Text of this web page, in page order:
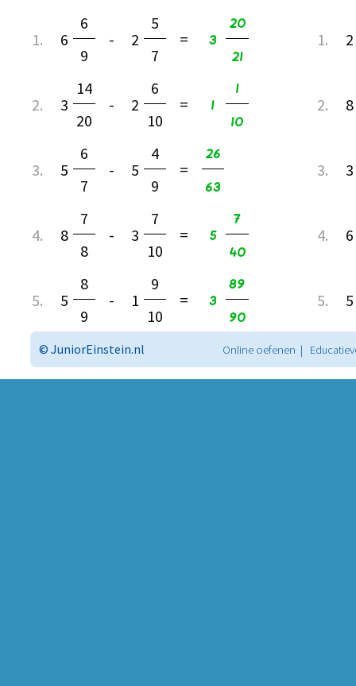
1. 6
6
-
2
5
=
3
20
9 7 21
2. 3
14
-
2
6
=
1
1
20 10 10
3. 5
6
-
5
4
=
26
7 9 63
4. 8
7
-
3
7
=
5
7
8 10 40
5. 5
8
-
1
9
=
3
89
9 10 90
1. 2
2. 8
3. 3
4. 6
5. 5
© JuniorEinstein.nl Online oefenen |